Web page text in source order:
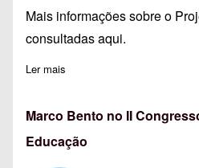
Mais informações sobre o
consultadasaqui.
Ler mais
Marco Bento no II
Educação